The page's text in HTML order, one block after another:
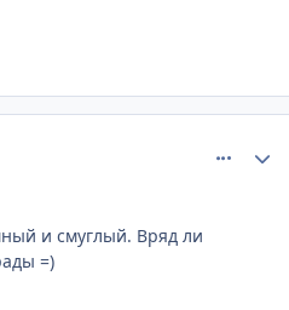
и смуглый. Вряд ли
=)